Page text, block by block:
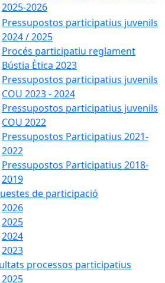
2025-2026
Pressupostos participatius juvenils
2024 / 2025
Procés participatiu reglament
Bústia Ètica 2023
Pressupostos participatius juvenils
COU 2023 - 2024
Pressupostos participatius juvenils
COU 2022
Pressupostos Participatius 2021-
2022
Pressupostos Participatius 2018-
2019
de participació
2026
2025
2024
2023
processos participatius
2025